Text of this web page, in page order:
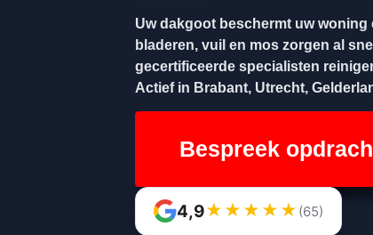
Uw dakgoot beschermt uw
bladeren, vuil en mos zorgen al
gecertificeerde specialisten
Actief in Brabant, Utrecht,
Bespreek
4,9★ ★ ★ ★ ★ (65)